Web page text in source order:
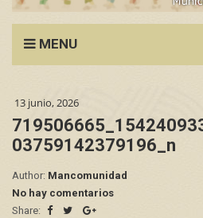
MENU
13 junio, 2026
03759142379196_n
Author: Mancomunidad
No hay comentarios
Share: